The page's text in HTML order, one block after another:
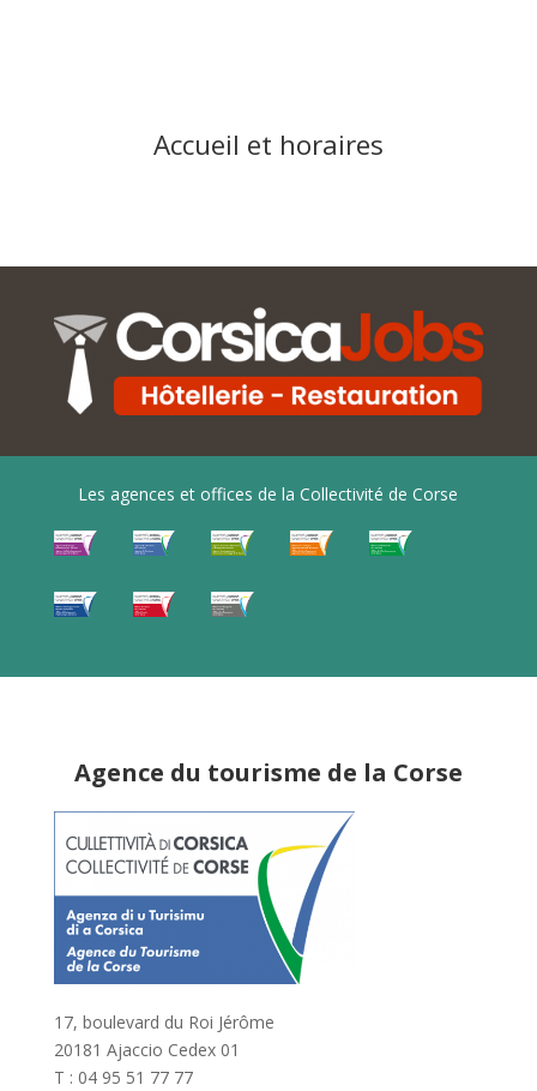
Accueil et horaires
Les agences et offices de la Collectivité de Corse
Agence du tourisme de la Corse
17, boulevard du Roi Jérôme
20181 Ajaccio Cedex 01
T : 04 95 51 77 77